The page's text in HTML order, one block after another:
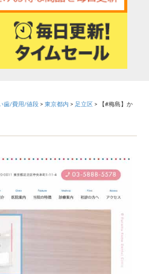
歯/費用/値段 > 東京都内 > 足立区 >
【#梅島】か